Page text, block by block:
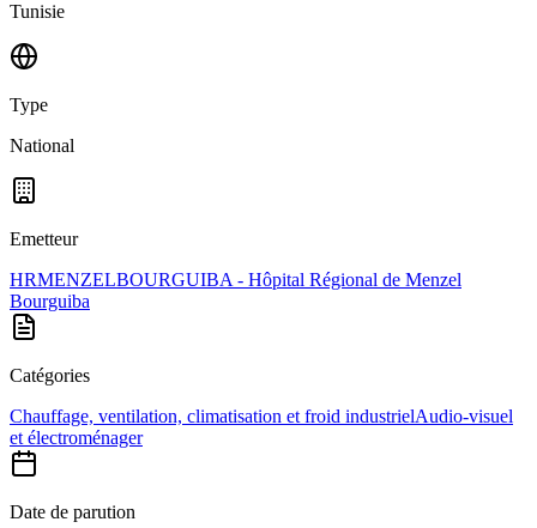
Tunisie
Type
National
Emetteur
HRMENZELBOURGUIBA - Hôpital Régional de Menzel
Bourguiba
Catégories
Chauffage, ventilation, climatisation et froid industrielAudio-visuel
et électroménager
Date de parution